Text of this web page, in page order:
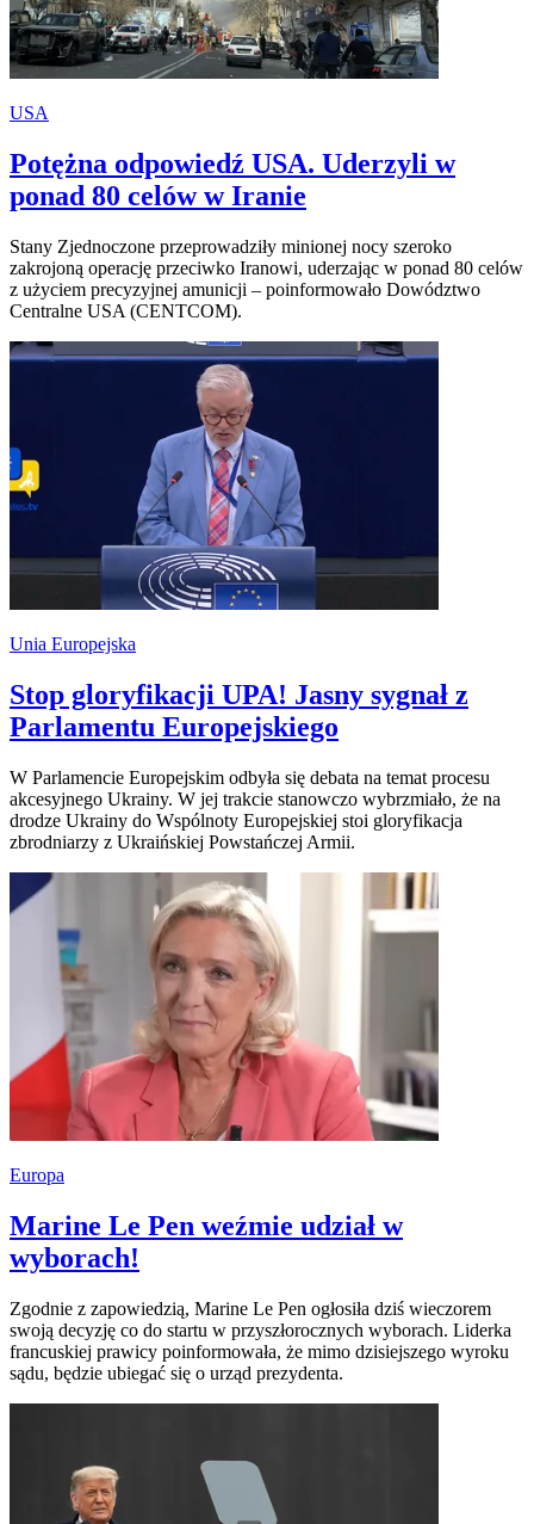
USA
Potężna odpowiedź USA. Uderzyli w
ponad 80 celów w Iranie
Stany Zjednoczone przeprowadziły minionej nocy szeroko
zakrojoną operację przeciwko Iranowi, uderzając w ponad 80 celów
z użyciem precyzyjnej amunicji – poinformowało Dowództwo
Centralne USA (CENTCOM).
Unia Europejska
Stop gloryfikacji UPA! Jasny sygnał z
Parlamentu Europejskiego
W Parlamencie Europejskim odbyła się debata na temat procesu
akcesyjnego Ukrainy. W jej trakcie stanowczo wybrzmiało, że na
drodze Ukrainy do Wspólnoty Europejskiej stoi gloryfikacja
zbrodniarzy z Ukraińskiej Powstańczej Armii.
Europa
Marine Le Pen weźmie udział w
wyborach!
Zgodnie z zapowiedzią, Marine Le Pen ogłosiła dziś wieczorem
swoją decyzję co do startu w przyszłorocznych wyborach. Liderka
francuskiej prawicy poinformowała, że mimo dzisiejszego wyroku
sądu, będzie ubiegać się o urząd prezydenta.